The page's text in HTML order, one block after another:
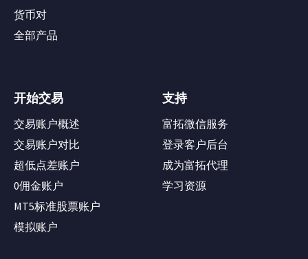
货币对
全部产品
开始交易
交易账户概述
交易账户对比
超低点差账户
0佣金账户
MT5标准股票账户
模拟账户
支持
富拓微信服务
登录客户后台
成为富拓代理
学习资源